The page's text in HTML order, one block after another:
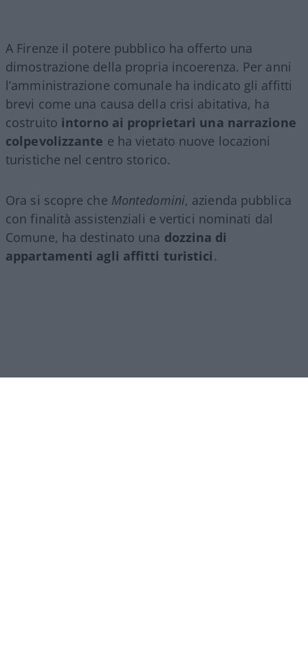
A Firenze il potere pubblico ha offerto una
dimostrazione della propria incoerenza. Per anni
l’amministrazione comunale ha indicato gli affitti
brevi come una causa della crisi abitativa, ha
costruito intorno ai proprietari una narrazione
colpevolizzante e ha vietato nuove locazioni
turistiche nel centro storico.
Ora si scopre che Montedomini, azienda pubblica
con finalità assistenziali e vertici nominati dal
Comune, ha destinato una dozzina di
appartamenti agli affitti turistici.